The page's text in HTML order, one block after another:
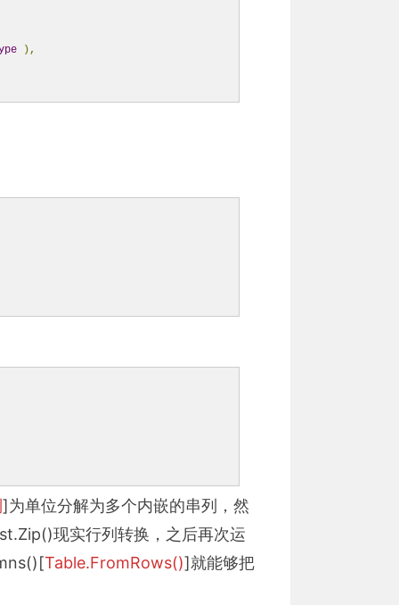
),
]为单位分解为多个内嵌的串列，然
现实行列转换，之后再次运
Table.FromRows()]就能够把